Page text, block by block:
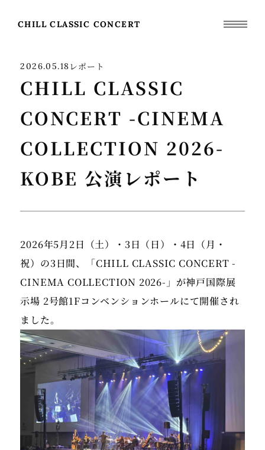
CHILL CLASSIC CONCERT
2026.05.18レポート
CHILL CLASSIC
CONCERT -CINEMA
COLLECTION 2026-
KOBE 公演レポート
2026年5月2日（土）・3日（日）・4日（月・
祝）の3日間、「CHILL CLASSIC CONCERT -
CINEMA COLLECTION 2026-」が神戸国際展
示場 2号館1Fコンベンションホールにて開催され